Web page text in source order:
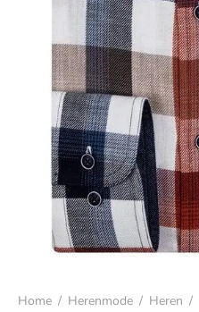
Home / Herenmode / Heren /
& nachtmode
& t-shirts
& colberts